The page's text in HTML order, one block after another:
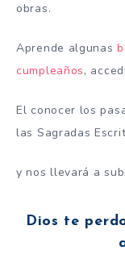
obras.
Aprende algunas
cumpleaños,
El conocer los
las Sagradas
y nos llevará a
Dios te